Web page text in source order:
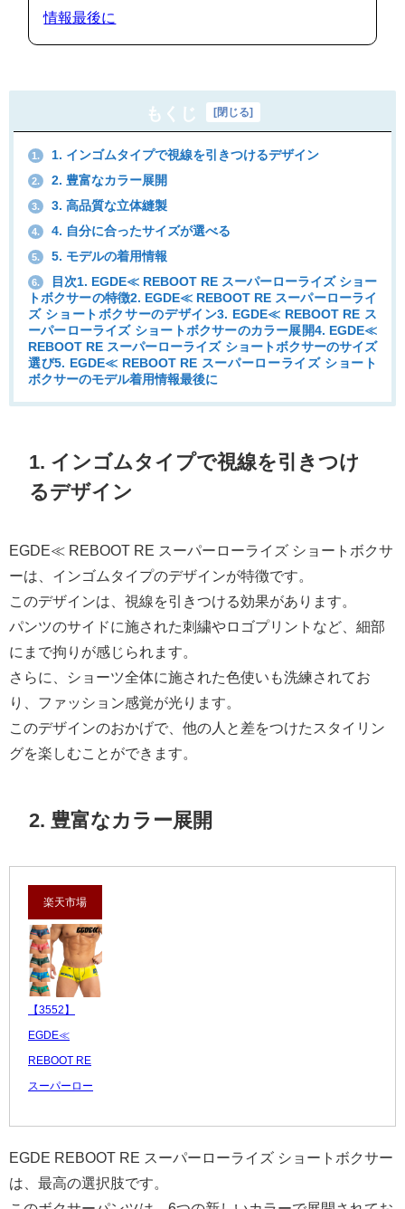
情報最後に
もくじ [閉じる]
1. 1. インゴムタイプで視線を引きつけるデザイン
2. 2. 豊富なカラー展開
3. 3. 高品質な立体縫製
4. 4. 自分に合ったサイズが選べる
5. 5. モデルの着用情報
6.
目次1. EGDE≪ REBOOT RE スーパーローライズ ショー
トボクサーの特徴2. EGDE≪ REBOOT RE スーパーローライ
ズ ショートボクサーのデザイン3. EGDE≪ REBOOT RE ス
ーパーローライズ ショートボクサーのカラー展開4. EGDE≪
REBOOT RE スーパーローライズ ショートボクサーのサイズ
選び5. EGDE≪ REBOOT RE スーパーローライズ ショート
ボクサーのモデル着用情報最後に
1. インゴムタイプで視線を引きつけ
るデザイン
EGDE≪ REBOOT RE スーパーローライズ ショートボクサ
ーは、インゴムタイプのデザインが特徴です。
このデザインは、視線を引きつける効果があります。
パンツのサイドに施された刺繍やロゴプリントなど、細部
にまで拘りが感じられます。
さらに、ショーツ全体に施された色使いも洗練されてお
り、ファッション感覚が光ります。
このデザインのおかげで、他の人と差をつけたスタイリン
グを楽しむことができます。
2. 豊富なカラー展開
楽天市場
【3552】
EGDE≪
REBOOT RE
スーパーロー
3,080 円
レビュー数：0
EGDE REBOOT RE スーパーローライズ ショートボクサー
は、最高の選択肢です。